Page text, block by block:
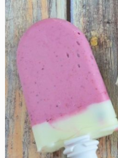
yoghurt
ijsjes